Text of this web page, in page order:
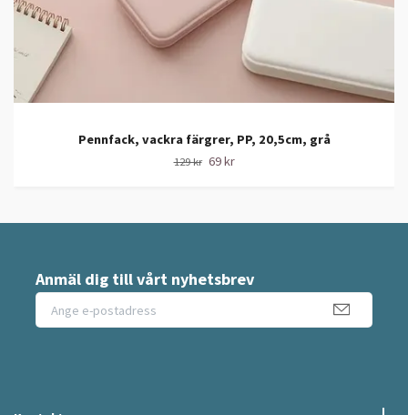
Pennfack, vackra färgrer, PP, 20,5cm, grå
129 kr 69 kr
Anmäl dig till vårt nyhetsbrev